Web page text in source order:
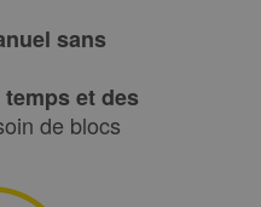
sans
et des
de blocs